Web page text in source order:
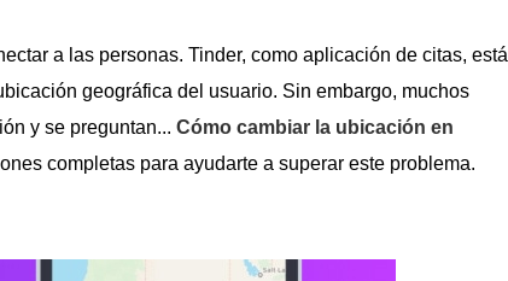
a las personas. Tinder, como aplicación de citas, está
geográfica del usuario. Sin embargo, muchos
y se preguntan... Cómo cambiar la ubicación en
completas para ayudarte a superar este problema.